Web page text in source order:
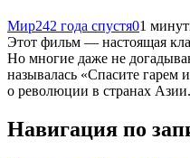
Мир242 года спустя01
Этот фильм — настоящая
Но многие даже не
называлась «Спасите гарем
о революции в странах Азии.
Навигация по